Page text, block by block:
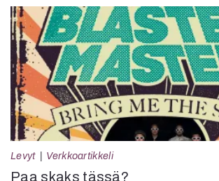
Levyt Verkkoartikkeli
Paa skaks tässä?